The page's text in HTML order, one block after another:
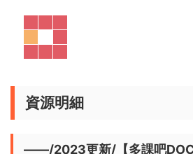
資源明細
——/2023更新/【多課吧